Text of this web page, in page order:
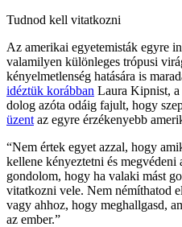
Tudnod kell vitatkozni
Az amerikai egyetemisták egyre
valamilyen különleges trópusi
kényelmetlenség hatására is
idéztük korábban Laura Kipnist, a
dolog azóta odáig fajult, hogy
üzent az egyre érzékenyebb
“Nem értek egyet azzal, hogy
kellene kényeztetni és
gondolom, hogy ha valaki mást
vitatkozni vele. Nem némíthatod
vagy ahhoz, hogy meghallgasd,
az ember.”